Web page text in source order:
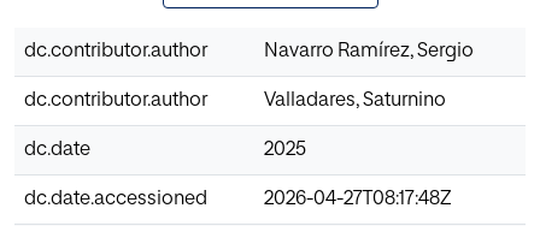
dc.contributor.author Navarro Ramírez, Sergio
dc.contributor.author Valladares, Saturnino
dc.date 2025
dc.date.accessioned 2026-04-27T08:17:48Z